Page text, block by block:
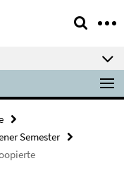
Semester